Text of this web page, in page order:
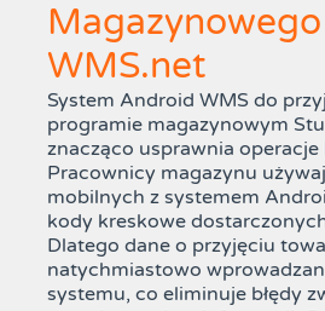
WMS.net
System Android WMS do
programie magazynowym
znacząco usprawnia
Pracownicy magazynu
mobilnych z systemem
kody kreskowe
Dlatego dane o przyjęciu
natychmiastowo
systemu, co eliminuje błędy